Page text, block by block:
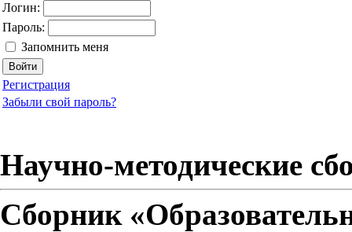
Логин:
Пароль:
Запомнить меня
Регистрация
Забыли свой пароль?
Научно-методические
Сборник